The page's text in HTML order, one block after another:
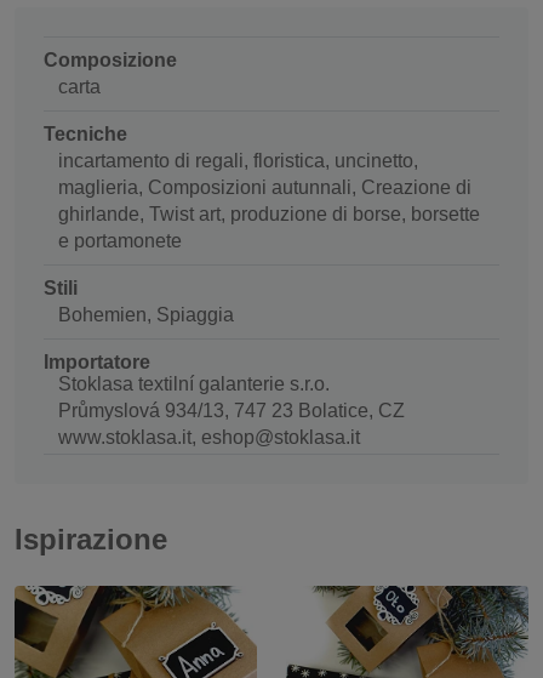
Composizione
carta
Tecniche
incartamento di regali, floristica, uncinetto,
maglieria, Composizioni autunnali, Creazione di
ghirlande, Twist art, produzione di borse, borsette
e portamonete
Stili
Bohemien, Spiaggia
Importatore
Stoklasa textilní galanterie s.r.o.
Průmyslová 934/13, 747 23 Bolatice, CZ
www.stoklasa.it, eshop@stoklasa.it
Ispirazione